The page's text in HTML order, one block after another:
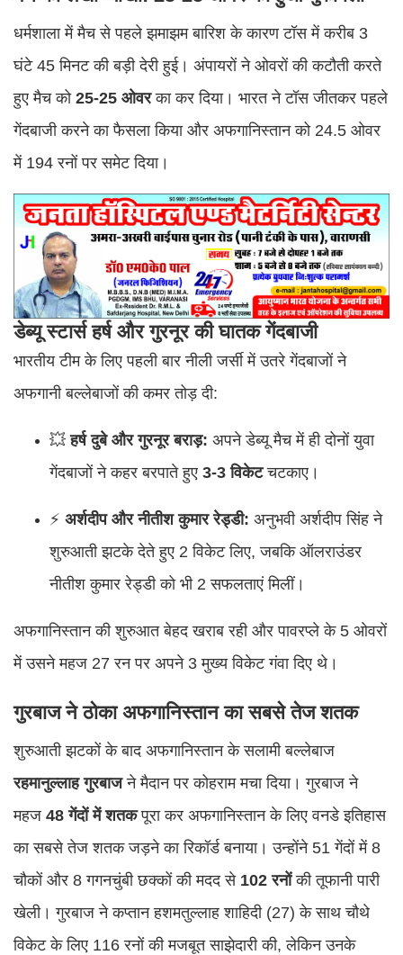
धर्मशाला में मैच से पहले झमाझम बारिश के कारण टॉस में करीब 3
घंटे 45 मिनट की बड़ी देरी हुई। अंपायरों ने ओवरों की कटौती करते
हुए मैच को 25-25 ओवरका कर दिया। भारत ने टॉस जीतकर पहले
गेंदबाजी करने का फैसला किया और अफगानिस्तान को 24.5 ओवर
में 194 रनों पर समेट दिया।
डेब्यू स्टार्स हर्ष और गुरनूर की घातक गेंदबाजी
भारतीय टीम के लिए पहली बार नीली जर्सी में उतरे गेंदबाजों ने
अफगानी बल्लेबाजों की कमर तोड़ दी:
💥हर्ष दुबे और गुरनूर बराड़: अपने डेब्यू मैच में ही दोनों युवा
गेंदबाजों ने कहर बरपाते हुए 3-3 विकेटचटकाए।
⚡ अर्शदीप और नीतीश कुमार रेड्डी: अनुभवी अर्शदीप सिंह ने
शुरुआती झटके देते हुए 2 विकेट लिए, जबकि ऑलराउंडर
नीतीश कुमार रेड्डी को भी 2 सफलताएं मिलीं।
अफगानिस्तान की शुरुआत बेहद खराब रही और पावरप्ले के 5 ओवरों
में उसने महज 27 रन पर अपने 3 मुख्य विकेट गंवा दिए थे।
गुरबाज ने ठोका अफगानिस्तान का सबसे तेज शतक
शुरुआती झटकों के बाद अफगानिस्तान के सलामी बल्लेबाज
रहमानुल्लाह गुरबाजने मैदान पर कोहराम मचा दिया। गुरबाज ने
महज 48 गेंदों में शतकपूरा कर अफगानिस्तान के लिए वनडे इतिहास
का सबसे तेज शतक जड़ने का रिकॉर्ड बनाया। उन्होंने 51 गेंदों में 8
चौकों और 8 गगनचुंबी छक्कों की मदद से 102 रनोंकी तूफानी पारी
खेली। गुरबाज ने कप्तान हशमतुल्लाह शाहिदी (27) के साथ चौथे
विकेट के लिए 116 रनों की मजबूत साझेदारी की, लेकिन उनके